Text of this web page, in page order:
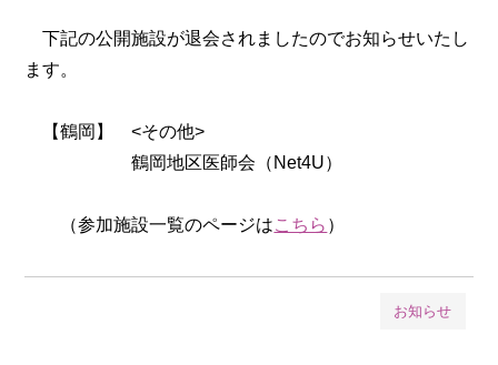
下記の公開施設が退会されましたのでお知らせいたし
ます。
【鶴岡】 <その他>
鶴岡地区医師会（Net4U）
（参加施設一覧のページはこちら ）
お知らせ